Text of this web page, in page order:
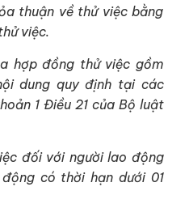
thuận về thử việc bằng
việc.
hợp đồng thử việc gồm
dung quy định tại các
1 Điều 21 của Bộ luật
đối với người lao động
có thời hạn dưới 01